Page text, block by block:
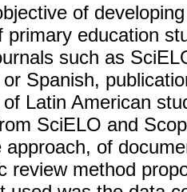
of
primary education
such as
Spanish,
Latin American
SciELO and
approach, of
review method